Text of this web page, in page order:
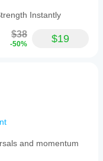
Instantly
$38
-50% $19
and momentum